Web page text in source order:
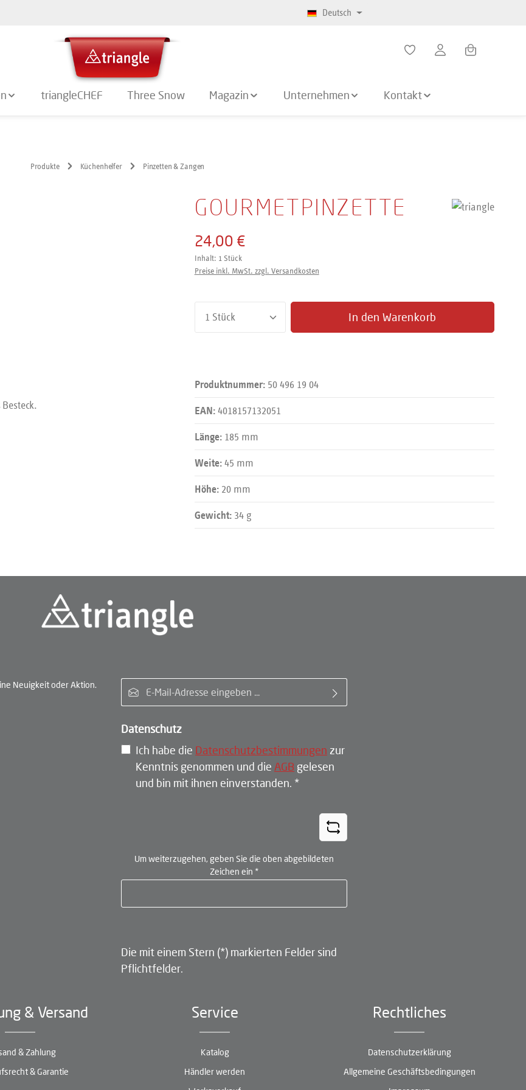
Deutsch
Warenkorb
triangleCHEF Three Snow Magazin Unternehmen Kontakt
Produkte Küchenhelfer Pinzetten & Zangen
GOURMETPINZETTE
24,00 €
Inhalt: 1 Stück
Preise inkl. MwSt. zzgl. Versandkosten
Produkt Anzahl: Gib den gewünschten Wert ein oder
In den Warenkorb
Produktnummer: 50 496 19 04
EAN: 4018157132051
Länge: 185 mm
Weite: 45 mm
Höhe: 20 mm
Gewicht: 34 g
Neuigkeit oder Aktion.
Datenschutz
Ich habe die Datenschutzbestimmungen zur
Kenntnis genommen und die AGB gelesen
und bin mit ihnen einverstanden. *
Um weiterzugehen, geben Sie die oben abgebildeten
Zeichen ein *
Die mit einem Stern (*) markierten Felder sind
Pflichtfelder.
& Versand
& Zahlung
& Garantie
Service
Katalog
Händler werden
Rechtliches
Datenschutzerklärung
Allgemeine Geschäftsbedingungen